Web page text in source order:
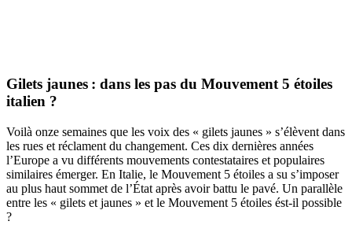
Gilets jaunes : dans les pas du Mouvement 5 étoiles
italien ?
Voilà onze semaines que les voix des « gilets jaunes » s’élèvent dans
les rues et réclament du changement. Ces dix dernières années
l’Europe a vu différents mouvements contestataires et populaires
similaires émerger. En Italie, le Mouvement 5 étoiles a su s’imposer
au plus haut sommet de l’État après avoir battu le pavé. Un parallèle
entre les « gilets et jaunes » et le Mouvement 5 étoiles ést-il possible
?